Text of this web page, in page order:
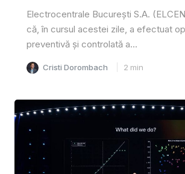
Electrocentrale București S.A.
că, în cursul acestei zile, a efectuat
preventivă și controlată a...
Cristi Dorombach 2 min